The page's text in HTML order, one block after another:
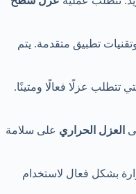
تطبيق متقدمة. يتم
تتطلب عزلًا فعالًا ومتينًا.
العزل الحراري على سلامة
بشكل فعال لاستخدام